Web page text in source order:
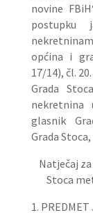
novine
postupku
općina i
17/14), čl.
Grada
nekretnina
glasnik
Grada Stoca,
Natječaj
Stoca
1. PREDMET